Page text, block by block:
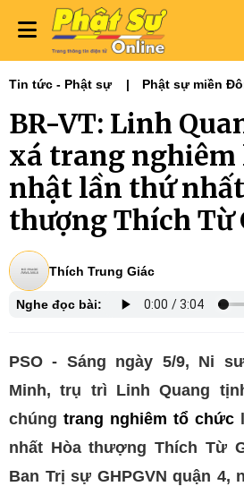
Tin tức - Phật sự
Phật sự miền
BR-VT: Linh
xá trang nghiêm
nhật lần thứ
thượng Thích Từ
Thích Trung Giác
Nghe đọc bài:
PSO - Sáng ngày 5/9, Ni
Minh, trụ trì Linh Quang
chúng trang nghiêm tổ chức
nhất Hòa thượng Thích Từ
Ban Trị sự GHPGVN quận 4,